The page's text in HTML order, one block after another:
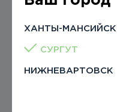
ХАНТЫ-МАНСИЙСК
СУРГУТ
НИЖНЕВАРТОВСК